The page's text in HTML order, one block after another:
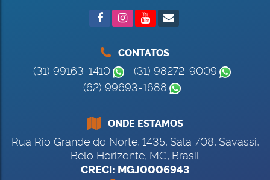
CONTATOS
(31) 99163-1410
(31) 98272-9009
(62) 99693-1688
ONDE ESTAMOS
Rua Rio Grande do Norte, 1435, Sala 708, Savassi,
Belo Horizonte, MG, Brasil
CRECI: MGJ0006943